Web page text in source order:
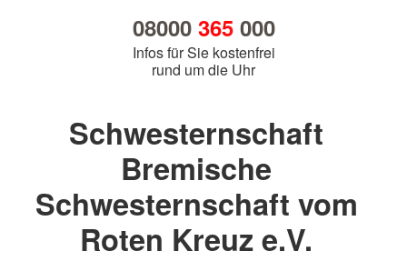
08000 365000
Infos für Sie kostenfrei
rund um die Uhr
Schwesternschaft
Bremische
Schwesternschaft vom
Roten Kreuz e.V.